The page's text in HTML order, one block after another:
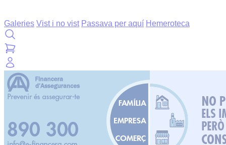
Galeries Vist i no vist Passava per aquí Hemeroteca